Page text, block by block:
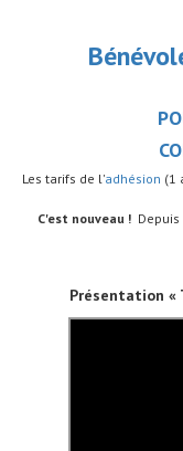
Les tarifs de l'adhésion (1
C'est nouveau ! Depuis
Présentation «